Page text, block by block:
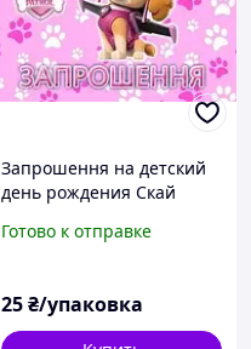
Запрошення на детский
день рождения Скай
Готово к отправке
25₴/упаковка